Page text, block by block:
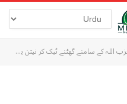
کے سامنے گھٹنے ٹیک کر نیتن یاہو کے مغربی ایشیاء کا نیا نقشہ بنانے کے فریب کو بھی توڑ دیا